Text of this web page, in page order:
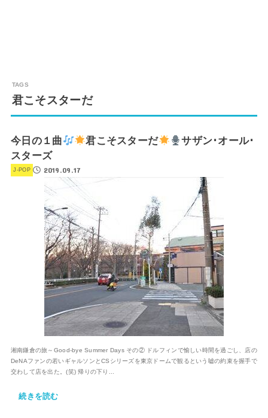
君こそスターだ
今日の１曲 君こそスターだ
サザン･オール･
スターズ
J-POP 2019.09.17
湘南鎌倉の旅～Good-bye Summer Days その② ドルフィンで愉しい時間を過ごし、店の
DeNAファンの若いギャルソンとCSシリーズを東京ドームで観るという嘘の約束を握手で
交わして店を出た。(笑) 帰りの下り...
続きを読む